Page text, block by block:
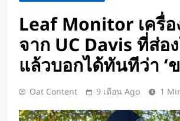
โมงค์ไฮบริด เจาะ-ระเ
แรกของโลก
4 ชั่วโมง Ago
Google DeepMind เปิ
Lab แพลตฟอร์ม AI สำ
ร้อนล่วงหน้าได้สูงสุด 15
ChatGPT ทะลุ 1 พันล้า
สัปดาห์ เร็วที่สุดในโลก
Leaf Monitor เครื่
จาก UC Davis ที่ส่อ
แล้วบอกได้ทันทีว่า ‘
Oat Content 9 เดือน Ago 1